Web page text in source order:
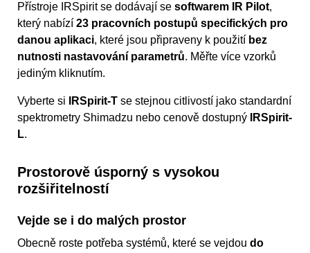
Přístroje IRSpirit se dodávají se softwarem IR Pilot,
který nabízí 23 pracovních postupů specifických pro
danou aplikaci, které jsou připraveny k použití bez
nutnosti nastavování parametrů. Měřte více vzorků
jediným kliknutím.
Vyberte si IRSpirit-T se stejnou citlivostí jako standardní
spektrometry Shimadzu nebo cenově dostupný
IRSpirit-
L.
Prostorově úsporný s vysokou
rozšiřitelností
Vejde se i do malých prostor
Obecně roste potřeba systémů, které se vejdou do